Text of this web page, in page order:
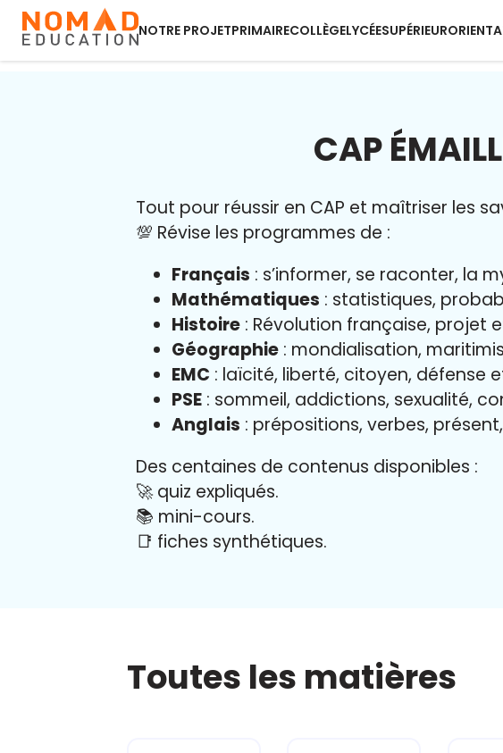
NOTRE PROJETPRIMAIRECOLLÈGELYCÉESUPÉRIEUR
CAP
Tout pour réussir en CAP et maîtriser les
💯 Révise les programmes de :
Français : s’informer, se raconter, la
Mathématiques : statistiques,
Histoire : Révolution française, projet
Géographie : mondialisation,
EMC : laïcité, liberté, citoyen, défense
PSE : sommeil, addictions, sexualité,
Anglais : prépositions, verbes,
Des centaines de contenus disponibles :
🚀 quiz expliqués.
📚 mini-cours.
📑 fiches synthétiques.
Toutes les matières